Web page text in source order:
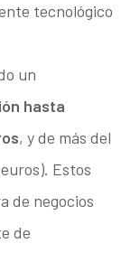
tecnológico
un
hasta
, y de más del
Estos
de negocios
de